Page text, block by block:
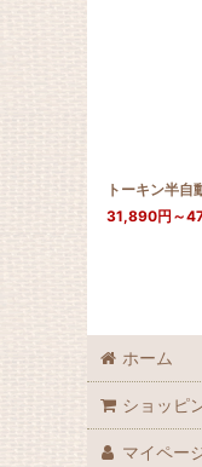
トーキン半自
31,890円 ～
ホーム
ショッピ
マイペー